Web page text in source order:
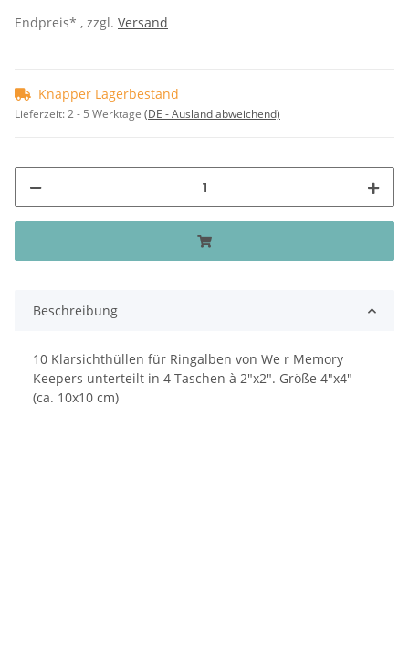
Endpreis* , zzgl. Versand
Knapper Lagerbestand
Lieferzeit:2 - 5 Werktage (DE - Ausland abweichend)
Beschreibung
10 Klarsichthüllen für Ringalben von We r Memory
Keepers unterteilt in 4 Taschen à 2"x2". Größe 4"x4"
(ca. 10x10 cm)